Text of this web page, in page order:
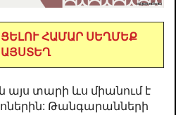
ՀԱՄԱՐ ՍԵՂՄԵՔ
ԱՅՍՏԵՂ
տարի ևս միանում է
Թանգարանների